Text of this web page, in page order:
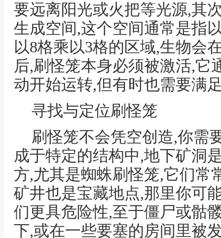
要远离阳光或火把等光源,其
生成空间,这个空间通常是指
以8格乘以3格的区域,生物会
后,刷怪笼本身必须被激活,它
动开始运转,但有时也需要满
寻找与定位刷怪笼
刷怪笼不会凭空创造,你需
成于特定的结构中,地下矿洞
方,尤其是蜘蛛刷怪笼,它们常
矿井也是宝藏地点,那里你可
们更具危险性,至于僵尸或骷
下,或在一些要塞的房间里被